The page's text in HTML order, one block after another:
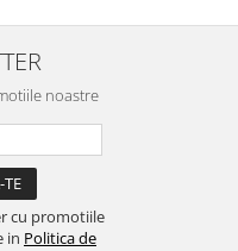
noastre
cu promotiile
in Politica de